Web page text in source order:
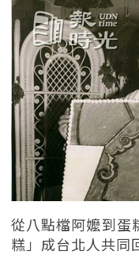
從八點檔阿嬤到蛋
糕」成台北人共同